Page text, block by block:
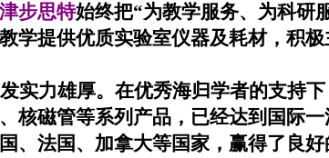
2015
办公
步思特始终把“为教学服务、为科研
学提供优质实验室仪器及耗材，积极
实力雄厚。在优秀海归学者的支持
核磁管等系列产品，已经达到国际
、法国、加拿大等国家，赢得了良好